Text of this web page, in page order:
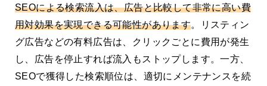
SEOによる検索流入は、広告と比較して非常に高い費
用対効果を実現できる可能性があります。リスティン
グ広告などの有料広告は、クリックごとに費用が発生
し、広告を停止すれば流入もストップします。一方、
SEOで獲得した検索順位は、適切にメンテナンスを続